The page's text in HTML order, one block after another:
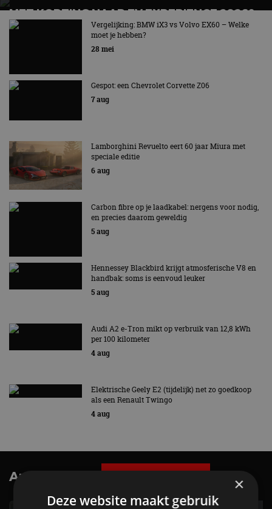
MET KORTING NAAR EV EXPERIENCE 2026?
AUTORAI REGELT HET!
EV Experience 2026 van 24 tot 26 september
Vergelijking: BMW iX3 vs Volvo EX60 – Welke
moet je hebben?
28 mei
Gespot: een Chevrolet Corvette Z06
7 aug
Lamborghini Revuelto eert 60 jaar Miura met
speciale editie
6 aug
Carbon fibre op je laadkabel: nergens voor nodig,
en precies daarom geweldig
5 aug
Hennessey Blackbird krijgt atmosferische V8 en
handbak: soms is eenvoud leuker
5 aug
Audi A2 e-Tron mikt op verbruik van 12,8 kWh
per 100 kilometer
4 aug
Elektrische Geely E2 (tijdelijk) net zo goedkoop
als een Renault Twingo
4 aug
AutoRAI.nl TV ×
Deze website maakt gebruik